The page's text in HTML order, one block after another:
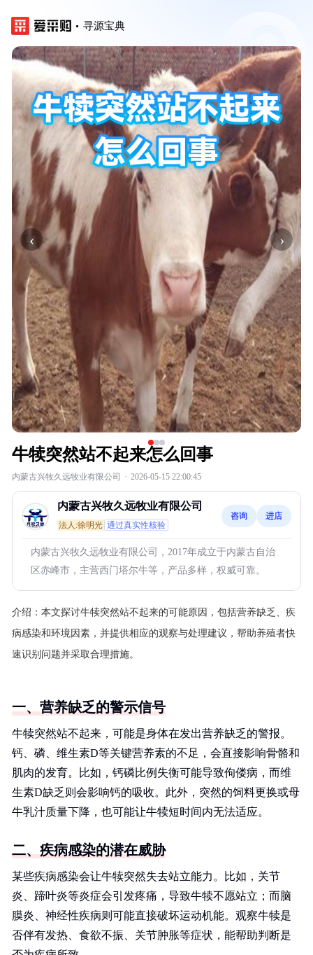
寻源宝典
‹ ›
牛犊突然站不起来怎么回事
内蒙古兴牧久远牧业有限公司 · 2026-05-15 22:00:45
内蒙古兴牧久远牧业有限公司
法人:徐明光 通过真实性核验
咨询 进店
内蒙古兴牧久远牧业有限公司，2017年成立于内蒙古自治
区赤峰市，主营西门塔尔牛等，产品多样，权威可靠。
介绍： 本文探讨牛犊突然站不起来的可能原因，包括营养缺乏、疾
病感染和环境因素，并提供相应的观察与处理建议，帮助养殖者快
速识别问题并采取合理措施。
一、营养缺乏的警示信号
牛犊突然站不起来，可能是身体在发出营养缺乏的警报。
钙、磷、维生素D等关键营养素的不足，会直接影响骨骼和
肌肉的发育。比如，钙磷比例失衡可能导致佝偻病，而维
生素D缺乏则会影响钙的吸收。此外，突然的饲料更换或母
牛乳汁质量下降，也可能让牛犊短时间内无法适应。
二、疾病感染的潜在威胁
某些疾病感染会让牛犊突然失去站立能力。比如，关节
炎、蹄叶炎等炎症会引发疼痛，导致牛犊不愿站立；而脑
膜炎、神经性疾病则可能直接破坏运动机能。观察牛犊是
否伴有发热、食欲不振、关节肿胀等症状，能帮助判断是